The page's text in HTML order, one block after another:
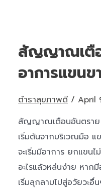
สัญญาณเตื
อาการแขน
ตำราสุขภาพดี / April
สัญญาณเตือนอันตราย
เริ่มต้นจากบริเวณมือ
จะเริ่มมีอาการ ยกแขน
อะไรแล้วหล่นง่าย หาก
เริ่มลุกลามไปสู่อวัยวะอื่